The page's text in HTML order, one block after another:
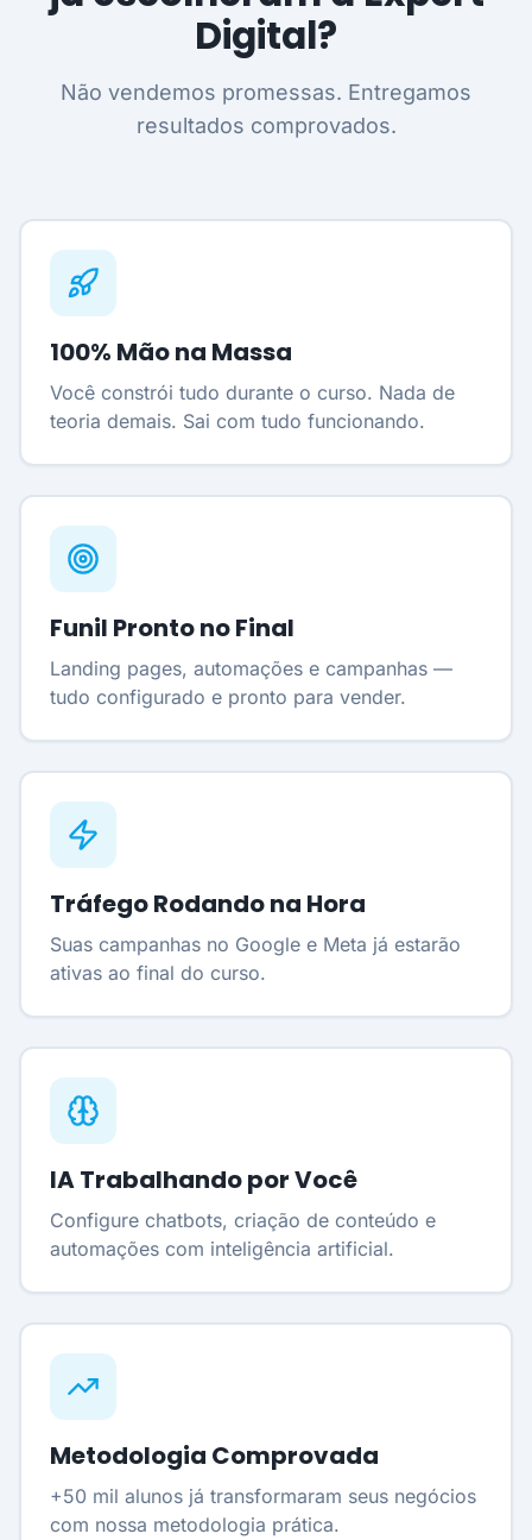
Digital?
Não vendemos promessas. Entregamos
resultados comprovados.
100% Mão na Massa
Você constrói tudo durante o curso. Nada de
teoria demais. Sai com tudo funcionando.
Funil Pronto no Final
Landing pages, automações e campanhas —
tudo configurado e pronto para vender.
Tráfego Rodando na Hora
Suas campanhas no Google e Meta já estarão
ativas ao final do curso.
IA Trabalhando por Você
Configure chatbots, criação de conteúdo e
automações com inteligência artificial.
Metodologia Comprovada
+50 mil alunos já transformaram seus negócios
com nossa metodologia prática.